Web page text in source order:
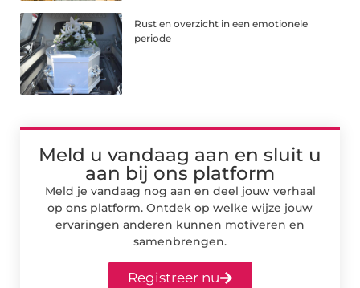
Rust en overzicht in een emotionele
periode
Meld u vandaag aan en sluit u
aan bij ons platform
Meld je vandaag nog aan en deel jouw verhaal
op ons platform. Ontdek op welke wijze jouw
ervaringen anderen kunnen motiveren en
samenbrengen.
Registreer nu